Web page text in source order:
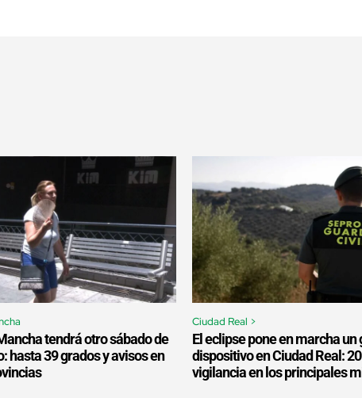
tendrá otro sábado de
hasta 39 grados y avisos en
Ciudad Real >
El eclipse pone en marcha un
dispositivo en Ciudad Real:
vigilancia en los principales